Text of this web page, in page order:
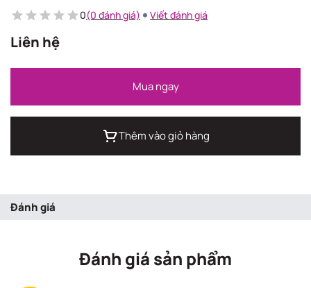
0(0 đánh giá) Viết đánh giá
Liên hệ
Mua ngay
Thêm vào giỏ hàng
Đánh giá
Đánh giá sản phẩm